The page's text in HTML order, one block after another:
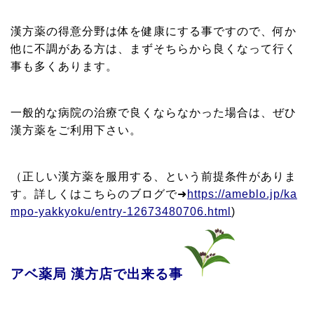
漢方薬の得意分野は体を健康にする事ですので、何か
他に不調がある方は、まずそちらから良くなって行く
事も多くあります。
一般的な病院の治療で良くならなかった場合は、ぜひ
漢方薬をご利用下さい。
（正しい漢方薬を服用する、という前提条件がありま
す。詳しくはこちらのブログで➜https://ameblo.jp/ka
mpo-yakkyoku/entry-12673480706.html )
アベ薬局 漢方店で出来る事